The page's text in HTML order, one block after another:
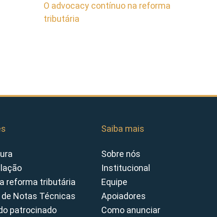
O advocacy contínuo na reforma
tributária
reforma tributária
Notas Técnicas
patrocinado
Saiba mais
Sobre nós
Institucional
Equipe
Apoiadores
Como anunciar